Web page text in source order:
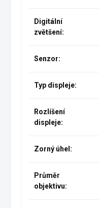
Digitální
zvětšení:
Senzor:
Typ displeje:
Rozlíšení
displeje:
Zorný úhel:
Průměr
objektivu: